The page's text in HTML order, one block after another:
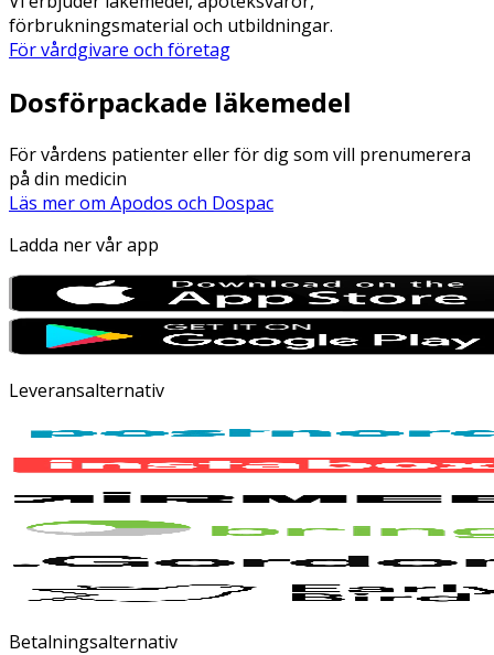
förbrukningsmaterial och utbildningar.
För vårdgivare och företag
Dosförpackade läkemedel
För vårdens patienter eller för dig som vill prenumerera
på din medicin
Läs mer om Apodos och Dospac
Ladda ner vår app
Leveransalternativ
Betalningsalternativ